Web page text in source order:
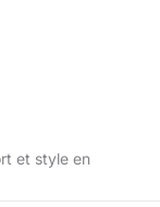
et style en